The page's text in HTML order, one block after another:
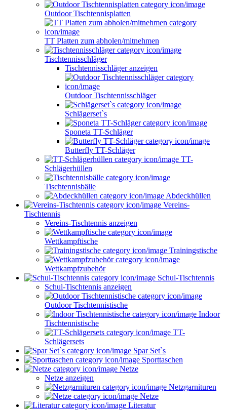
Outdoor Tischtennisplatten
TT Platten zum abholen/mitnehmen
Tischtennisschläger
Tischtennisschläger anzeigen
Outdoor Tischtennisschläger
Schlägerset`s
Sponeta TT-Schläger
Butterfly TT-Schläger
TT-
Schlägerhüllen
Tischtennisbälle
Abdeckhüllen
Vereins-
Tischtennis
Vereins-Tischtennis anzeigen
Wettkampftische
Trainingstische
Wettkampfzubehör
Schul-Tischtennis
Schul-Tischtennis anzeigen
Outdoor Tischtennistische
Indoor
Tischtennistische
TT-
Schlägersets
Spar Set`s
Sporttaschen
Netze
Netze anzeigen
Netzgarnituren
Netze
Literatur